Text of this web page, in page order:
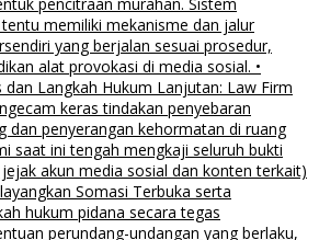
memiliki mekanisme dan jalur
yang berjalan sesuai prosedur,
alat provokasi di media sosial. •
dan Langkah Hukum Lanjutan: Law Firm
keras tindakan penyebaran
dan penyerangan kehormatan di ruang
saat ini tengah mengkaji seluruh bukti
akun media sosial dan konten terkait)
Somasi Terbuka serta
hukum pidana secara tegas
perundang-undangan yang berlaku,